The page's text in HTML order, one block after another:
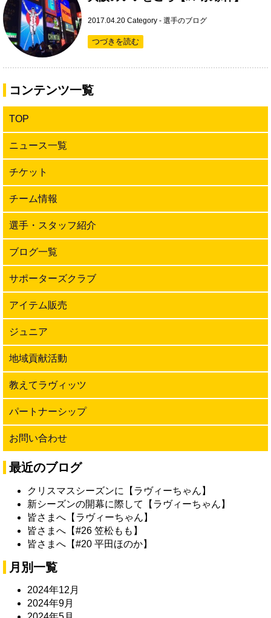
2017.04.20 Category - 選手のブログ
つづきを読む
コンテンツ一覧
TOP
ニュース一覧
チケット
チーム情報
選手・スタッフ紹介
ブログ一覧
サポーターズクラブ
アイテム販売
ジュニア
地域貢献活動
教えてラヴィッツ
パートナーシップ
お問い合わせ
最近のブログ
クリスマスシーズンに【ラヴィーちゃん】
新シーズンの開幕に際して【ラヴィーちゃん】
皆さまへ【ラヴィーちゃん】
皆さまへ【#26 笠松もも】
皆さまへ【#20 平田ほのか】
月別一覧
2024年12月
2024年9月